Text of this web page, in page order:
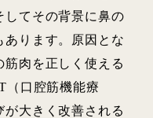
してその背景に鼻の
あります。原因とな
筋肉を正しく使える
（口腔筋機能療
大きく改善される